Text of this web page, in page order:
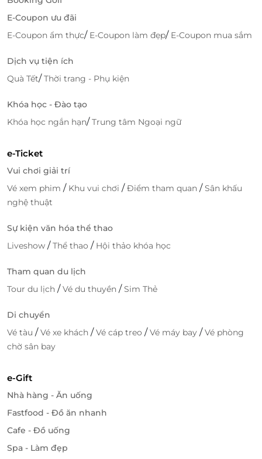
E-Coupon ưu đãi
E-Coupon ẩm thực/ E-Coupon làm đẹp/ E-Coupon mua sắm
Dịch vụ tiện ích
Quà Tết/Thời trang - Phụ kiện
Khóa học - Đào tạo
Khóa học ngắn hạn/Trung tâm Ngoại ngữ
e-Ticket
Vui chơi giải trí
Vé xem phim / Khu vui chơi /Điểm tham quan /Sân khấu
nghệ thuật
Sự kiện văn hóa thể thao
Liveshow /Thể thao / Hội thảo khóa học
Tham quan du lịch
Tour du lịch /Vé du thuyền /Sim Thẻ
Di chuyển
Vé tàu /Vé xe khách /Vé cáp treo /Vé máy bay /Vé phòng
chờ sân bay
e-Gift
Nhà hàng - Ăn uống
Fastfood - Đồ ăn nhanh
Cafe - Đồ uống
Spa - Làm đẹp